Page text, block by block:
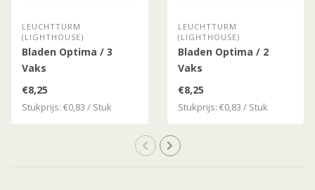
LEUCHTTURM
(LIGHTHOUSE)
Bladen Optima / 3
Vaks
€8,25
Stukprijs: €0,83 / Stuk
LEUCHTTURM
(LIGHTHOUSE)
Bladen Optima / 2
Vaks
€8,25
Stukprijs: €0,83 / Stuk